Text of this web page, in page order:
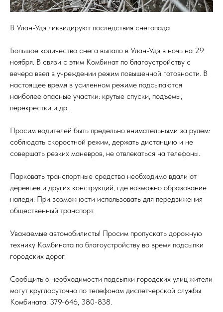
В Улан-Удэ ликвидируют последствия снегопада
Большое количество снега выпало в Улан-Удэ в ночь на 29
ноября. В связи с этим Комбинат по благоустройству с
вечера ввел в учреждении режим повышенной готовности. В
настоящее время в усиленном режиме подсыпаются
наиболее опасные участки: крутые спуски, подъемы,
перекрестки и др.
Просим водителей быть предельно внимательными за рулем:
соблюдать скоростной режим, держать дистанцию и не
совершать резких маневров, не отвлекаться на телефоны.
Парковать транспортные средства необходимо вдали от
деревьев и других конструкций, где возможно образование
наледи. При возможности использовать для передвижения
общественный транспорт.
Уважаемые автомобилисты! Просим пропускать дорожную
технику Комбината по благоустройству во время подсыпки
городских дорог.
Сообщить о необходимости подсыпки городских улиц жители
могут круглосуточно по телефонам диспетчерской службы
Комбината: 379-646, 380-838.